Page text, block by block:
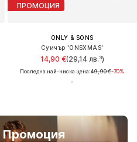
Промоция
ПРОМОЦИЯ
ONLY & SONS
Суичър 'ONSXMAS'
14,90 €(29,14 лв.³)
Последна най-ниска цена:49,90 €-70%